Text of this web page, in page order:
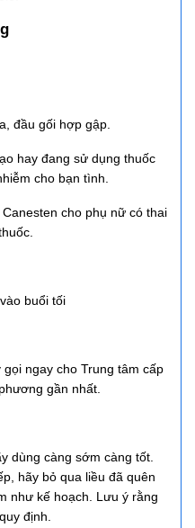
đầu gối hợp gập.
hay đang sử dụng thuốc
cho bạn tình.
cho phụ nữ có thai
buổi tối
ngay cho Trung tâm cấp
gần nhất.
dùng càng sớm càng tốt.
hãy bỏ qua liều đã quên
như kế hoạch. Lưu ý rằng
định.